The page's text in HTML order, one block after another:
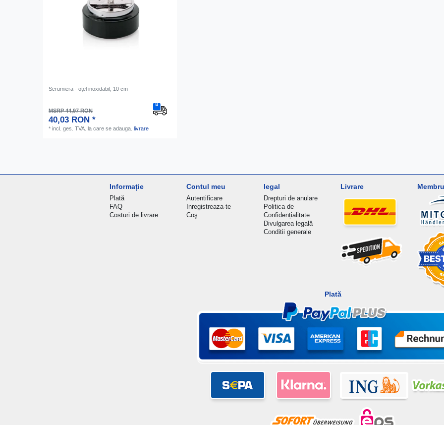
Scrumiera - oțel inoxidabil, 10 cm
MSRP 44,97 RON
40,03 RON *
*incl. ges. TVA. la care se adauga. livrare
Informație
Plată
FAQ
Costuri de livrare
Contul meu
Autentificare
Inregistreaza-te
Coş
legal
Drepturi de anulare
Politica de
Confidențialitate
Divulgarea legală
Conditii generale
Livrare
Plată